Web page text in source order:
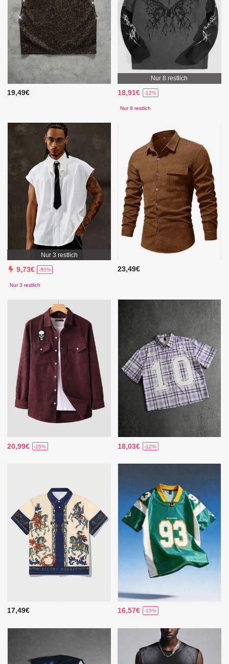
19,49€
Nur 8 restlich
18,91€ -12%
Nur 8 restlich
Nur 3 restlich
9,73€ -50%
Nur 3 restlich
23,49€
20,99€ -25% 18,03€ -12%
17,49€ 16,57€ -15%